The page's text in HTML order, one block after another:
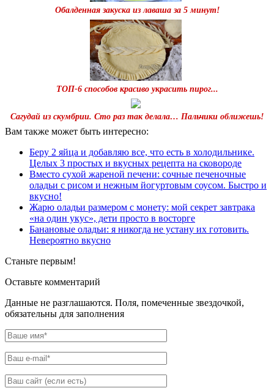
Обалденная закуска из лаваша за 5 минут!
ТОП-6 способов красиво украсить пирог...
Сагудай из скумбрии. Сто раз так делала… Пальчики оближешь!
Вам также может быть интересно:
Беру 2 яйца и добавляю все, что есть в холодильнике.
Целых 3 простых и вкусных рецепта на сковороде
Вместо сухой жареной печени: сочные печеночные
оладьи с рисом и нежным йогуртовым соусом. Быстро и
вкусно!
Жарю оладьи размером с монету: мой секрет завтрака
«на один укус», дети просто в восторге
Банановые оладьи: я никогда не устану их готовить.
Невероятно вкусно
Станьте первым!
Оставьте комментарий
Данные не разглашаются. Поля, помеченные звездочкой,
обязательны для заполнения